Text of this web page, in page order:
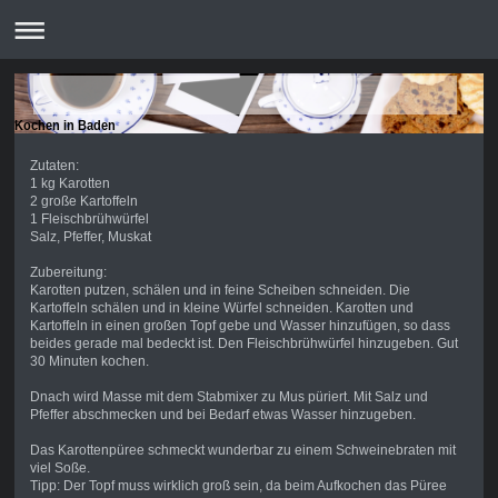
Kochen in Baden
Zutaten:
1 kg Karotten
2 große Kartoffeln
1 Fleischbrühwürfel
Salz, Pfeffer, Muskat
Zubereitung:
Karotten putzen, schälen und in feine Scheiben schneiden. Die
Kartoffeln schälen und in kleine Würfel schneiden. Karotten und
Kartoffeln in einen großen Topf gebe und Wasser hinzufügen, so dass
beides gerade mal bedeckt ist. Den Fleischbrühwürfel hinzugeben. Gut
30 Minuten kochen.
Dnach wird Masse mit dem Stabmixer zu Mus püriert. Mit Salz und
Pfeffer abschmecken und bei Bedarf etwas Wasser hinzugeben.
Das Karottenpüree schmeckt wunderbar zu einem Schweinebraten mit
viel Soße.
Tipp: Der Topf muss wirklich groß sein, da beim Aufkochen das Püree